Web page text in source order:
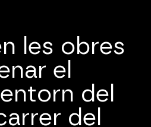
les obres
el
del
del